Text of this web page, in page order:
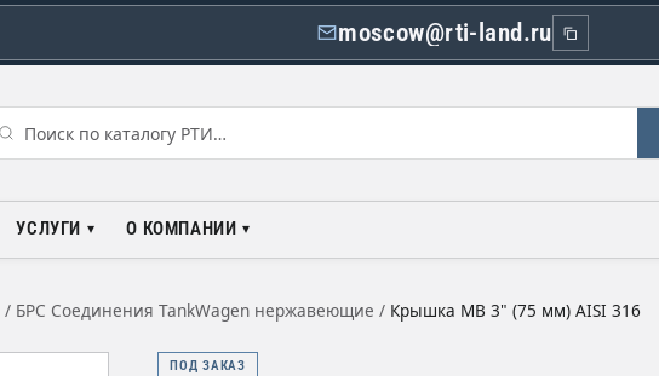
moscow@rti-land.ru
УСЛУГИ О КОМПАНИИ
/ БРС Соединения TankWagen нержавеющие / Крышка MB 3" (75 мм) AISI 316
ПОД ЗАКАЗ